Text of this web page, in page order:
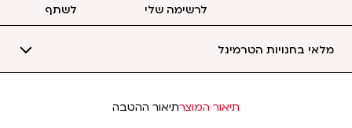
לרשימה שלי
לשתף
מלאי בחנויות הטרמינל
תיאור המוצרתיאור ההטבה